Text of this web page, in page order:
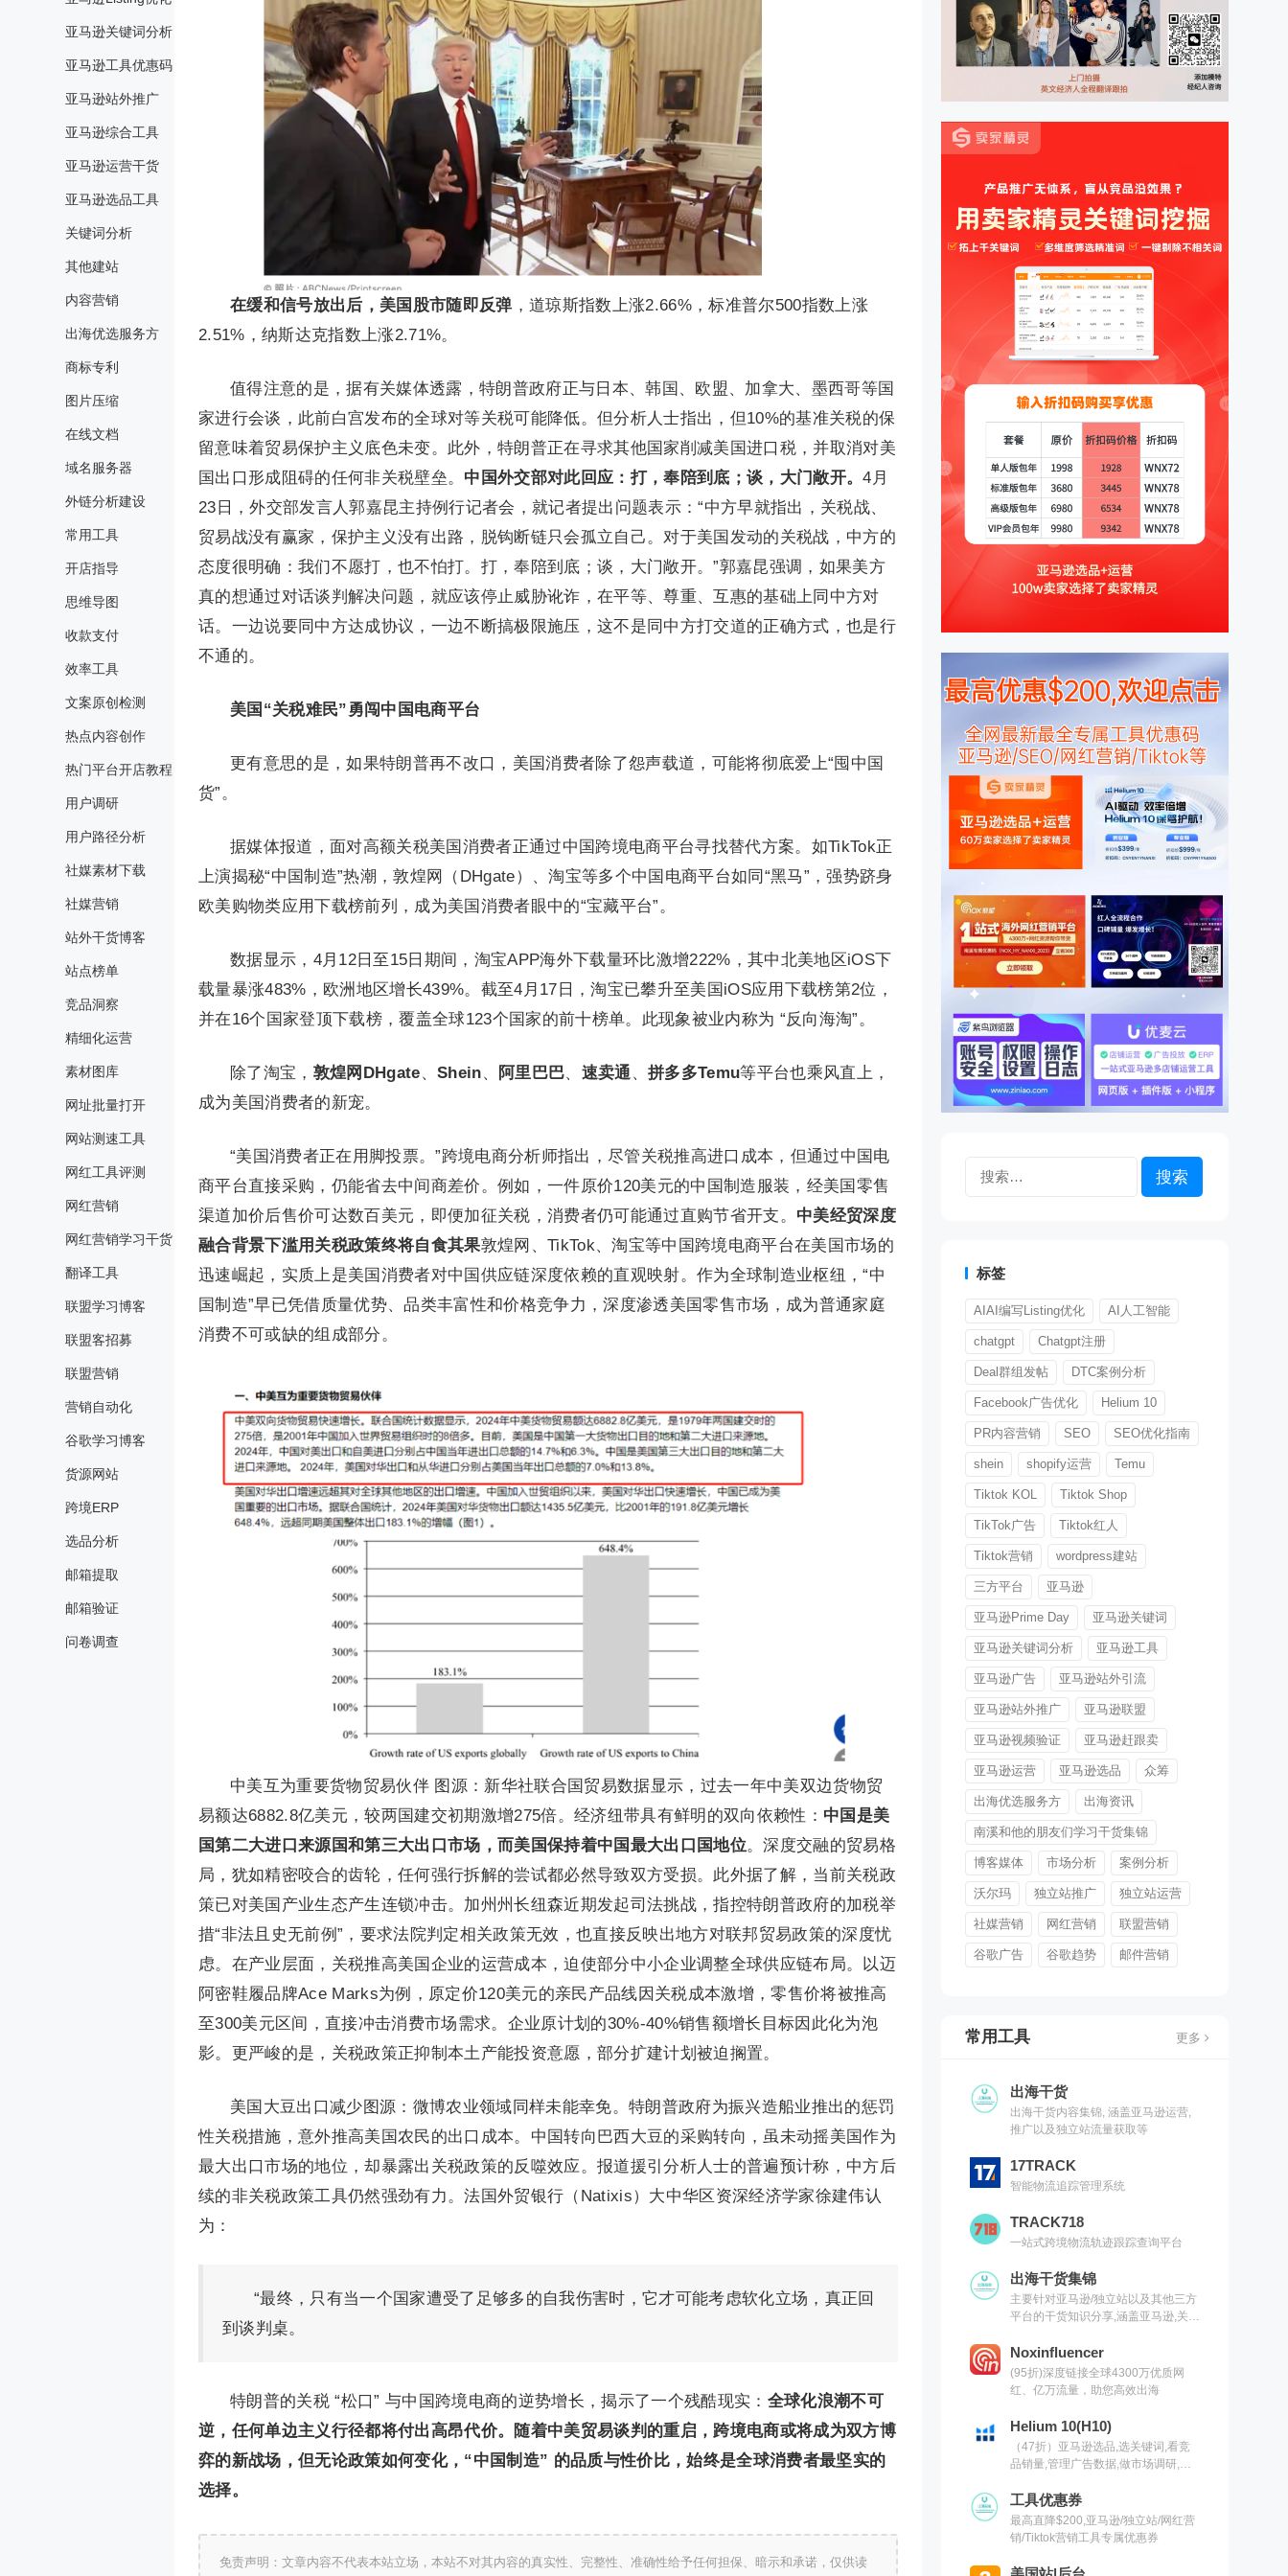
亚马逊关键词分析
亚马逊工具优惠码
亚马逊站外推广
亚马逊综合工具
亚马逊运营干货
亚马逊选品工具
关键词分析
其他建站
内容营销
出海优选服务方
商标专利
图片压缩
在线文档
域名服务器
外链分析建设
常用工具
开店指导
思维导图
收款支付
效率工具
文案原创检测
热点内容创作
热门平台开店教程
用户调研
用户路径分析
社媒素材下载
社媒营销
站外干货博客
站点榜单
竞品洞察
精细化运营
素材图库
网址批量打开
网站测速工具
网红工具评测
网红营销
网红营销学习干货
翻译工具
联盟学习博客
联盟客招募
联盟营销
营销自动化
谷歌学习博客
货源网站
跨境ERP
选品分析
邮箱提取
邮箱验证
问卷调查
在缓和信号放出后，美国股市随即反弹，道琼斯指数上涨2.66%，标准普尔500指数上涨
2.51%，纳斯达克指数上涨2.71%。
值得注意的是，据有关媒体透露，特朗普政府正与日本、韩国、欧盟、加拿大、墨西哥等国
家进行会谈，此前白宫发布的全球对等关税可能降低。但分析人士指出，但10%的基准关税的保
留意味着贸易保护主义底色未变。此外，特朗普正在寻求其他国家削减美国进口税，并取消对美
国出口形成阻碍的任何非关税壁垒。 中国外交部对此回应： 打，奉陪到底；谈，大门敞开。4月
23日，外交部发言人郭嘉昆主持例行记者会，就记者提出问题表示：“中方早就指出，关税战、
贸易战没有赢家，保护主义没有出路，脱钩断链只会孤立自己。对于美国发动的关税战，中方的
态度很明确：我们不愿打，也不怕打。打，奉陪到底；谈，大门敞开。”郭嘉昆强调，如果美方
真的想通过对话谈判解决问题，就应该停止威胁讹诈，在平等、尊重、互惠的基础上同中方对
话。一边说要同中方达成协议，一边不断搞极限施压，这不是同中方打交道的正确方式，也是行
不通的。
美国“关税难民”勇闯中国电商平台
更有意思的是，如果特朗普再不改口，美国消费者除了怨声载道，可能将彻底爱上“囤中国
货”。
据媒体报道，面对高额关税美国消费者正通过中国跨境电商平台寻找替代方案。如TikTok正
上演揭秘“中国制造”热潮，敦煌网（DHgate）、淘宝等多个中国电商平台如同“黑马”，强势跻身
欧美购物类应用下载榜前列，成为美国消费者眼中的“宝藏平台”。
数据显示，4月12日至15日期间，淘宝APP海外下载量环比激增222%，其中北美地区iOS下
载量暴涨483%，欧洲地区增长439%。截至4月17日，淘宝已攀升至美国iOS应用下载榜第2位，
并在16个国家登顶下载榜，覆盖全球123个国家的前十榜单。此现象被业内称为 “反向海淘”。
除了淘宝， 敦煌网DHgate、 Shein、 阿里巴巴、 速卖通 、 拼多多Temu等平台也乘风直上，
成为美国消费者的新宠。
“美国消费者正在用脚投票。”跨境电商分析师指出，尽管关税推高进口成本，但通过中国电
商平台直接采购，仍能省去中间商差价。例如，一件原价120美元的中国制造服装，经美国零售
渠道加价后售价可达数百美元，即便加征关税，消费者仍可能通过直购节省开支。 中美经贸深度
融合背景下滥用关税政策终将自食其果敦煌网、TikTok、淘宝等中国跨境电商平台在美国市场的
迅速崛起，实质上是美国消费者对中国供应链深度依赖的直观映射。作为全球制造业枢纽，“中
国制造”早已凭借质量优势、品类丰富性和价格竞争力，深度渗透美国零售市场，成为普通家庭
消费不可或缺的组成部分。
中美互为重要货物贸易伙伴 图源：新华社联合国贸易数据显示，过去一年中美双边货物贸
易额达6882.8亿美元，较两国建交初期激增275倍。经济纽带具有鲜明的双向依赖性： 中国是美
国第二大进口来源国和第三大出口市场，而美国保持着中国最大出口国地位。深度交融的贸易格
局，犹如精密咬合的齿轮，任何强行拆解的尝试都必然导致双方受损。此外据了解，当前关税政
策已对美国产业生态产生连锁冲击。加州州长纽森近期发起司法挑战，指控特朗普政府的加税举
措“非法且史无前例”，要求法院判定相关政策无效，也直接反映出地方对联邦贸易政策的深度忧
虑。在产业层面，关税推高美国企业的运营成本，迫使部分中小企业调整全球供应链布局。以迈
阿密鞋履品牌Ace Marks为例，原定价120美元的亲民产品线因关税成本激增，零售价将被推高
至300美元区间，直接冲击消费市场需求。企业原计划的30%-40%销售额增长目标因此化为泡
影。更严峻的是，关税政策正抑制本土产能投资意愿，部分扩建计划被迫搁置。
美国大豆出口减少图源：微博农业领域同样未能幸免。特朗普政府为振兴造船业推出的惩罚
性关税措施，意外推高美国农民的出口成本。中国转向巴西大豆的采购转向，虽未动摇美国作为
最大出口市场的地位，却暴露出关税政策的反噬效应。报道援引分析人士的普遍预计称，中方后
续的非关税政策工具仍然强劲有力。法国外贸银行（Natixis）大中华区资深经济学家徐建伟认
为：
“最终，只有当一个国家遭受了足够多的自我伤害时，它才可能考虑软化立场，真正回
到谈判桌。
特朗普的关税 “松口” 与中国跨境电商的逆势增长，揭示了一个残酷现实： 全球化浪潮不可
逆，任何单边主义行径都将付出高昂代价。随着中美贸易谈判的重启，跨境电商或将成为双方博
弈的新战场，但无论政策如何变化，“中国制造” 的品质与性价比，始终是全球消费者最坚实的
选择。
免责声明：文章内容不代表本站立场，本站不对其内容的真实性、完整性、准确性给予任何担保、暗示和承诺，仅供读
标签
AIAI编写Listing优化 AI人工智能
chatgpt Chatgpt注册
Deal群组发帖 DTC案例分析
Facebook广告优化 Helium 10
PR内容营销 SEO SEO优化指南
shein shopify运营 Temu
Tiktok KOL Tiktok Shop
TikTok广告 Tiktok红人
Tiktok营销 wordpress建站
三方平台 亚马逊
亚马逊Prime Day 亚马逊关键词
亚马逊关键词分析 亚马逊工具
亚马逊广告 亚马逊站外引流
亚马逊站外推广 亚马逊联盟
亚马逊视频验证 亚马逊赶跟卖
亚马逊运营 亚马逊选品 众筹
出海优选服务方 出海资讯
南溪和他的朋友们学习干货集锦
博客媒体 市场分析 案例分析
沃尔玛 独立站推广 独立站运营
社媒营销 网红营销 联盟营销
谷歌广告 谷歌趋势 邮件营销
常用工具 更多
出海干货
出海干货内容集锦, 涵盖亚马逊运营,
推广以及独立站流量获取等
17TRACK
智能物流追踪管理系统
TRACK718
一站式跨境物流轨迹跟踪查询平台
出海干货集锦
主要针对亚马逊/独立站以及其他三方
平台的干货知识分享,涵盖亚马逊,关键
具以及出海干货集锦,欢迎关注
Noxinfluencer
(95折)深度链接全球4300万优质网
红、亿万流量，助您高效出海
Helium 10(H10)
（47折）亚马逊选品,选关键词,看竞
品销量,管理广告数据,做市场调研,有
工具优惠券
最高直降$200,亚马逊/独立站/网红营
销/Tiktok营销工具专属优惠券